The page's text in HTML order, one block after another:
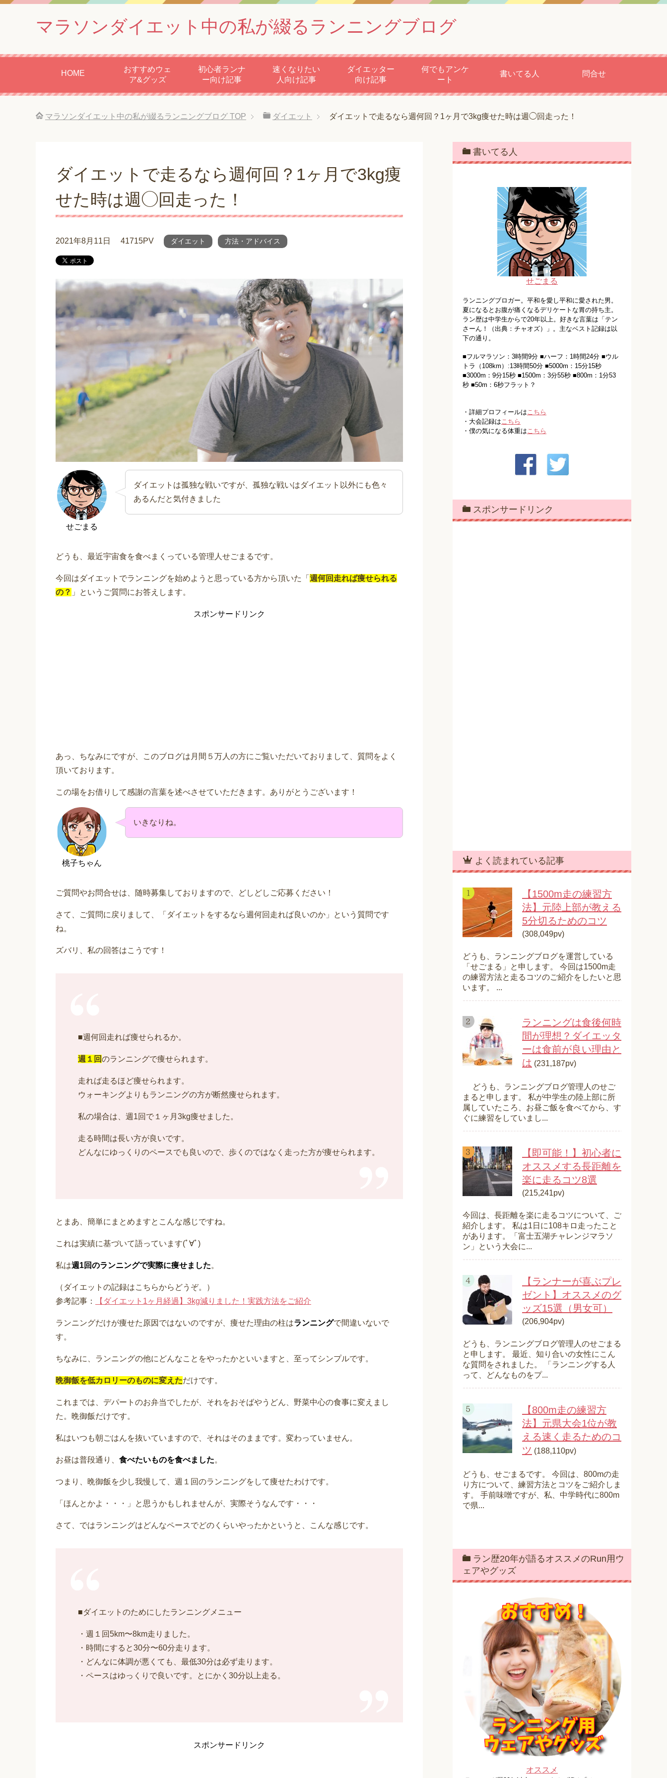
マラソンダイエット中の私が綴るランニングブログ
HOME
おすすめウェ
ア&グッズ
初心者ランナ
ー向け記事
速くなりたい
人向け記事
ダイエッター
向け記事
何でもアンケ
ート
書いてる人 問合せ
マラソンダイエット中の私が綴るランニングブログ TOP ダイエット ダイエットで走るなら週何回？1ヶ月で3kg痩せた時は週◯回走った！
ダイエットで走るなら週何回？1ヶ月で3kg痩
せた時は週◯回走った！
2021年8月11日 41715PV ダイエット 方法・アドバイス
せごまる
ダイエットは孤独な戦いですが、孤独な戦いはダイエット以外にも色々
あるんだと気付きました
どうも、最近宇宙食を食べまくっている管理人せごまるです。
今回はダイエットでランニングを始めようと思っている方から頂いた「 週何回走れば痩せられる
の？ 」というご質問にお答えします。
スポンサードリンク
あっ、ちなみにですが、このブログは月間５万人の方にご覧いただいておりまして、質問をよく
頂いております。
この場をお借りして感謝の言葉を述べさせていただきます。ありがとうございます！
桃子ちゃん
いきなりね。
ご質問やお問合せは、随時募集しておりますので、どしどしご応募ください！
さて、ご質問に戻りまして、「ダイエットをするなら週何回走れば良いのか」という質問です
ね。
ズバリ、私の回答はこうです！
■週何回走れば痩せられるか。
週１回のランニングで痩せられます。
走れば走るほど痩せられます。
ウォーキングよりもランニングの方が断然痩せられます。
私の場合は、週1回で１ヶ月3kg痩せました。
走る時間は長い方が良いです。
どんなにゆっくりのペースでも良いので、歩くのではなく走った方が痩せられます。
とまあ、簡単にまとめますとこんな感じですね。
これは実績に基づいて語っています(ﾟ∀ﾟ)
私は週1回のランニングで実際に痩せました。
（ダイエットの記録はこちらからどうぞ。）
参考記事：
【ダイエット1ヶ月経過】3kg減りました！実践方法をご紹介
ランニングだけが痩せた原因ではないのですが、痩せた理由の柱はランニングで間違いないで
す。
ちなみに、ランニングの他にどんなことをやったかといいますと、至ってシンプルです。
晩御飯を低カロリーのものに変えただけです。
これまでは、デパートのお弁当でしたが、それをおそばやうどん、野菜中心の食事に変えまし
た。晩御飯だけです。
私はいつも朝ごはんを抜いていますので、それはそのままです。変わっていません。
お昼は普段通り、 食べたいものを食べました。
つまり、晩御飯を少し我慢して、週１回のランニングをして痩せたわけです。
「ほんとかよ・・・」と思うかもしれませんが、実際そうなんです・・・
さて、ではランニングはどんなペースでどのくらいやったかというと、こんな感じです。
■ダイエットのためにしたランニングメニュー
・週１回5km〜8km走りました。
・時間にすると30分〜60分走ります。
・どんなに体調が悪くても、最低30分は必ず走ります。
・ペースはゆっくりで良いです。とにかく30分以上走る。
スポンサードリンク
書いてる人
せごまる
ランニングブロガー。平和を愛し平和に愛された男。
夏になるとお腹が痛くなるデリケートな胃の持ち主。
ラン歴は中学生からで20年以上。好きな言葉は「テン
さーん！（出典：チャオズ）」。主なベスト記録は以
下の通り。
■フルマラソン：3時間9分 ■ハーフ：1時間24分 ■ウル
トラ（108km）:13時間50分 ■5000m：15分15秒
■3000m：9分15秒 ■1500m：3分55秒 ■800m：1分53
秒 ■50m：6秒フラット？
・詳細プロフィールはこちら
・大会記録はこちら
・僕の気になる体重はこちら
スポンサードリンク
よく読まれている記事
【1500m走の練習方
法】元陸上部が教える
5分切るためのコツ
(308,049pv)
どうも、ランニングブログを運営している
「せごまる」と申します。 今回は1500m走
の練習方法と走るコツのご紹介をしたいと思
います。 ...
ランニングは食後何時
間が理想？ダイエッタ
ーは食前が良い理由と
は (231,187pv)
どうも、ランニングブログ管理人のせご
まると申します。 私が中学生の陸上部に所
属していたころ、お昼ご飯を食べてから、す
ぐに練習をしていまし...
【即可能！】初心者に
オススメする長距離を
楽に走るコツ8選
(215,241pv)
今回は、長距離を楽に走るコツについて、ご
紹介します。 私は1日に108キロ走ったこと
があります。「富士五湖チャレンジマラソ
ン」という大会に...
【ランナーが喜ぶプレ
ゼント】オススメのグ
ッズ15選（男女可）
(206,904pv)
どうも、ランニングブログ管理人のせごまる
と申します。 最近、知り合いの女性にこん
な質問をされました。 「ランニングする人
って、どんなものをプ...
【800m走の練習方
法】元県大会1位が教
える速く走るためのコ
ツ (188,110pv)
どうも、せごまるです。 今回は、800mの走
り方について、練習方法とコツをご紹介しま
す。 手前味噌ですが、私、中学時代に800m
で県...
ラン歴20年が語るオススメのRun用ウ
ェアやグッズ
オススメ